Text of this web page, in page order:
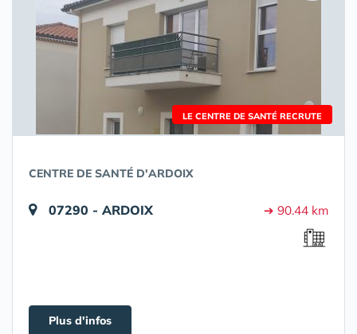
LE CENTRE DE SANTÉ RECRUTE
CENTRE DE SANTÉ D'ARDOIX
07290 - ARDOIX ➔ 90.44 km
Plus d'infos